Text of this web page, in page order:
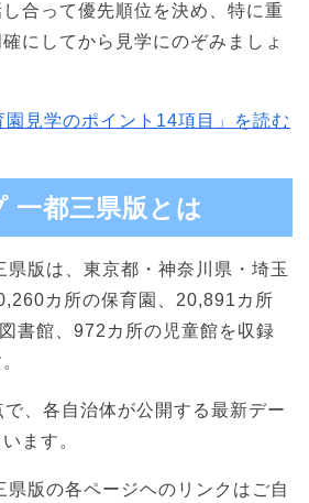
合って優先順位を決め、特に重
にしてから見学にのぞみましょ
園見学のポイント14項目」を読む
一都三県版とは
県版は、東京都・神奈川県・埼玉
カ所の保育園、20,891カ所
書館、972カ所の児童館を収録
、各自治体が公開する最新デー
ます。
県版の各ページヘのリンクはご自